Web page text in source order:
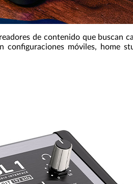
de contenido que buscan
móviles, home